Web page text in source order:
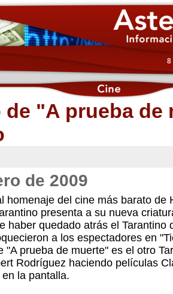
8
"A prueba de
de 2009
homenaje del cine más barato de
presenta a su nueva
haber quedado atrás el Tarantino
a los espectadores en
"A prueba de muerte" es el otro
Rodríguez haciendo películas
la pantalla.